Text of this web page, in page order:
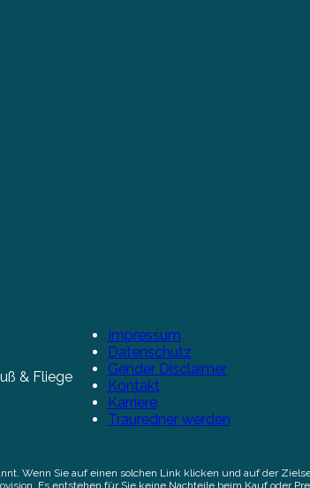
& Fliege
Impressum
Datenschutz
Gender Disclaimer
Kontakt
Karriere
Trauredner werden
Wenn Sie auf einen solchen Link klicken und auf der
Es entstehen für Sie keine Nachteile beim Kauf oder